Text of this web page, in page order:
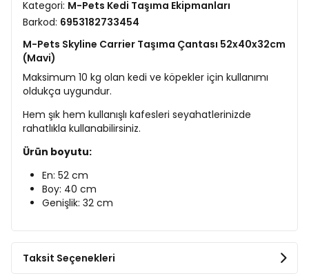
Kategori: M-Pets Kedi Taşıma Ekipmanları
Barkod: 6953182733454
M-Pets Skyline Carrier Taşıma Çantası 52x40x32cm
(Mavi)
Maksimum 10 kg olan kedi ve köpekler için kullanımı
oldukça uygundur.
Hem şık hem kullanışlı kafesleri seyahatlerinizde
rahatlıkla kullanabilirsiniz.
Ürün boyutu:
En: 52 cm
Boy: 40 cm
Genişlik: 32 cm
Taksit Seçenekleri